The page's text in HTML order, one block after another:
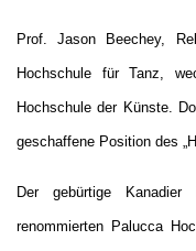
Prof. Jason Beechey,
Hochschule für Tanz,
Hochschule der Künste.
geschaffene Position des
Der gebürtige
renommierten Palucca